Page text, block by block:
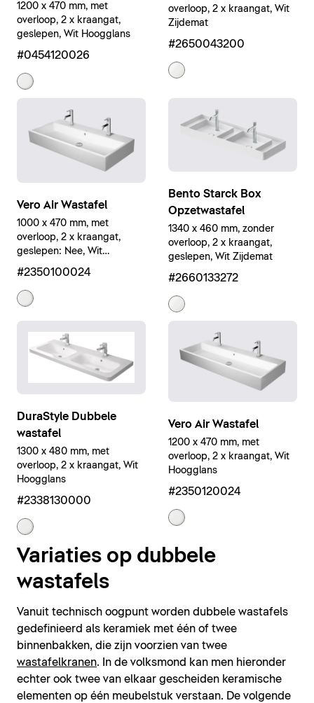
1200 x 470 mm, met
overloop, 2 x kraangat,
geslepen, Wit Hoogglans
#0454120026
overloop, 2 x kraangat, Wit
Zijdemat
#2650043200
Vero Air Wastafel
1000 x 470 mm, met
overloop, 2 x kraangat,
geslepen: Nee, Wit
Hoogglans
#2350100024
Bento Starck Box
Opzetwastafel
1340 x 460 mm, zonder
overloop, 2 x kraangat,
geslepen, Wit Zijdemat
#2660133272
DuraStyle Dubbele
wastafel
1300 x 480 mm, met
overloop, 2 x kraangat, Wit
Hoogglans
#2338130000
Vero Air Wastafel
1200 x 470 mm, met
overloop, 2 x kraangat, Wit
Hoogglans
#2350120024
Variaties op dubbele
wastafels
Vanuit technisch oogpunt worden dubbele wastafels
gedefinieerd als keramiek met één of twee
binnenbakken, die zijn voorzien van twee
wastafelkranen. In de volksmond kan men hieronder
echter ook twee van elkaar gescheiden keramische
elementen op één meubelstuk verstaan. De volgende